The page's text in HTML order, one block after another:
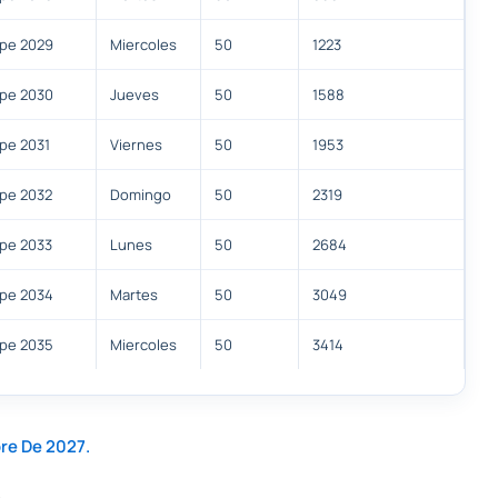
2029 Miercoles 50 1223
2030 Jueves 50 1588
2031 Viernes 50 1953
2032 Domingo 50 2319
2033 Lunes 50 2684
2034 Martes 50 3049
2035 Miercoles 50 3414
De 2027.